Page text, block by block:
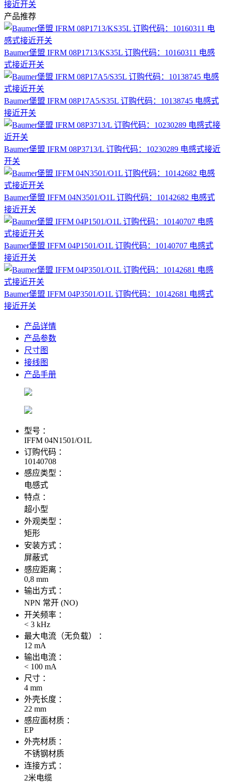
接近开关
产品推荐
Baumer堡盟 IFRM 08P1713/KS35L 订购代码：10160311 电感
式接近开关
Baumer堡盟 IFRM 08P17A5/S35L 订购代码：10138745 电感式
接近开关
Baumer堡盟 IFRM 08P3713/L 订购代码：10230289 电感式接近
开关
Baumer堡盟 IFFM 04N3501/O1L 订购代码：10142682 电感式
接近开关
Baumer堡盟 IFFM 04P1501/O1L 订购代码：10140707 电感式
接近开关
Baumer堡盟 IFFM 04P3501/O1L 订购代码：10142681 电感式
接近开关
产品详情
产品参数
尺寸图
接线图
产品手册
型号 ：
IFFM 04N1501/O1L
订购代码 ：
10140708
感应类型 ：
电感式
特点 ：
超小型
外观类型 ：
矩形
安装方式 ：
屏蔽式
感应距离 ：
0,8 mm
输出方式 ：
NPN 常开 (NO)
开关频率 ：
< 3 kHz
最大电流（无负载） ：
12 mA
输出电流 ：
< 100 mA
尺寸 ：
4 mm
外壳长度 ：
22 mm
感应面材质 ：
EP
外壳材质 ：
不锈钢材质
连接方式 ：
2米电缆